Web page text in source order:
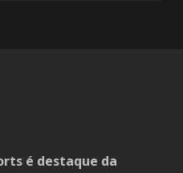
é destaque da